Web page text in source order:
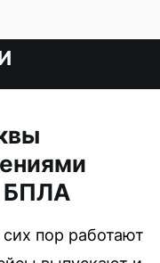
БПЛА
пор работают